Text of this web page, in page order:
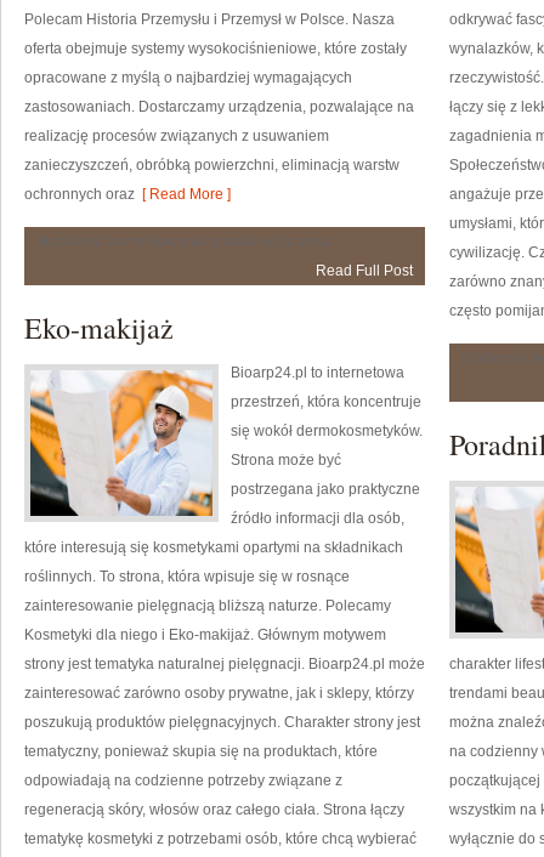
Polecam Historia Przemysłu i Przemysł w Polsce. Nasza
oferta obejmuje systemy wysokociśnieniowe, które zostały
opracowane z myślą o najbardziej wymagających
zastosowaniach. Dostarczamy urządzenia, pozwalające na
realizację procesów związanych z usuwaniem
zanieczyszczeń, obróbką powierzchni, eliminacją warstw
ochronnych oraz [ Read More ]
Read Full Post
odkrywać
wynalazków,
łączy się z
zagadnienia
angażuje
umysłami,
cywilizację.
zarówno
często
Eko-makijaż
Bioarp24.pl to internetowa
przestrzeń, która koncentruje
się wokół dermokosmetyków.
Strona może być
postrzegana jako praktyczne
źródło informacji dla osób,
które interesują się kosmetykami opartymi na składnikach
roślinnych. To strona, która wpisuje się w rosnące
zainteresowanie pielęgnacją bliższą naturze. Polecamy
Kosmetyki dla niego i Eko-makijaż. Głównym motywem
strony jest tematyka naturalnej pielęgnacji. Bioarp24.pl może
zainteresować zarówno osoby prywatne, jak i sklepy, którzy
poszukują produktów pielęgnacyjnych. Charakter strony jest
tematyczny, ponieważ skupia się na produktach, które
odpowiadają na codzienne potrzeby związane z
regeneracją skóry, włosów oraz całego ciała. Strona łączy
tematykę kosmetyki z potrzebami osób, które chcą wybierać
charakter
trendami
można
na codzienny
początkującej
wszystkim na
wyłącznie do